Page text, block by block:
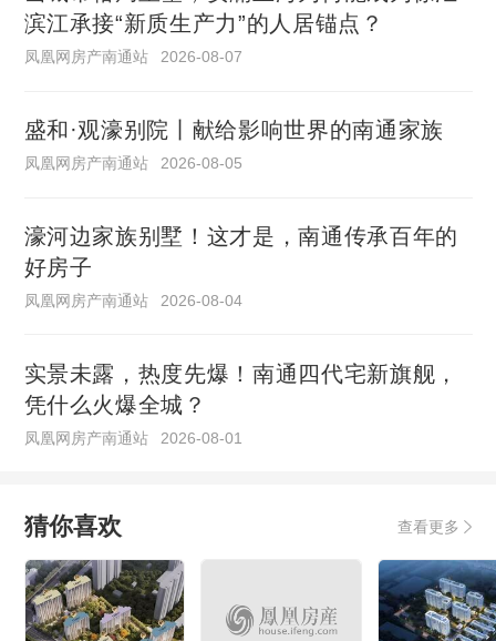
滨江承接“新质生产力”的人居锚点？
凤凰网房产南通站 2026-08-07
盛和·观濠别院丨献给影响世界的南通家族
凤凰网房产南通站 2026-08-05
濠河边家族别墅！这才是，南通传承百年的
好房子
凤凰网房产南通站 2026-08-04
实景未露，热度先爆！南通四代宅新旗舰，
凭什么火爆全城？
凤凰网房产南通站 2026-08-01
猜你喜欢 查看更多